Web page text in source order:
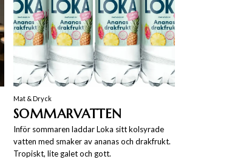
Mat & Dryck
SOMMARVATTEN
Inför sommaren laddar Loka sitt kolsyrade
vatten med smaker av ananas och drakfrukt.
Tropiskt, lite galet och gott.